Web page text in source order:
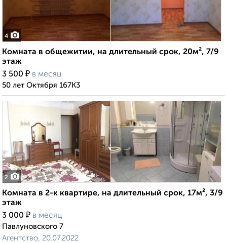
4
Комната в общежитии, на длительный срок, 20м², 7/9
этаж
3 500 ₽ в месяц
50 лет Октября 167К3
2
Комната в 2-к квартире, на длительный срок, 17м², 3/9
этаж
3 000 ₽ в месяц
Павлуновского 7
Агентство, 20.07.2022